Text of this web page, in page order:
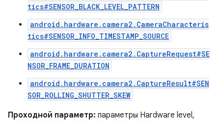
tics#SENSOR_BLACK_LEVEL_PATTERN
android.hardware.camera2.CameraCharacteris
tics#SENSOR_INFO_TIMESTAMP_SOURCE
android.hardware.camera2.CaptureRequest#SE
NSOR_FRAME_DURATION
android.hardware.camera2.CaptureResult#SEN
SOR_ROLLING_SHUTTER_SKEW
Проходной параметр: параметры Hardware level,